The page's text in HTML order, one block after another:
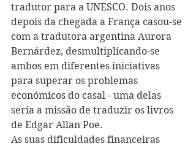
tradutor para a UNESCO. Dois anos
depois da chegada a França casou-se
com a tradutora argentina Aurora
Bernárdez, desmultiplicando-se
ambos em diferentes iniciativas
para superar os problemas
económicos do casal - uma delas
seria a missão de traduzir os livros
de Edgar Allan Poe.
As suas dificuldades financeiras